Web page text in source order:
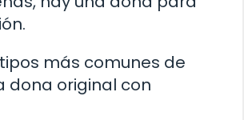
más comunes de
dona original con